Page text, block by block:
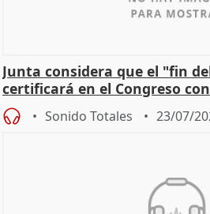
Junta considera que el "fin
certificará en el Congreso
de
Sonido Totales 23/07/